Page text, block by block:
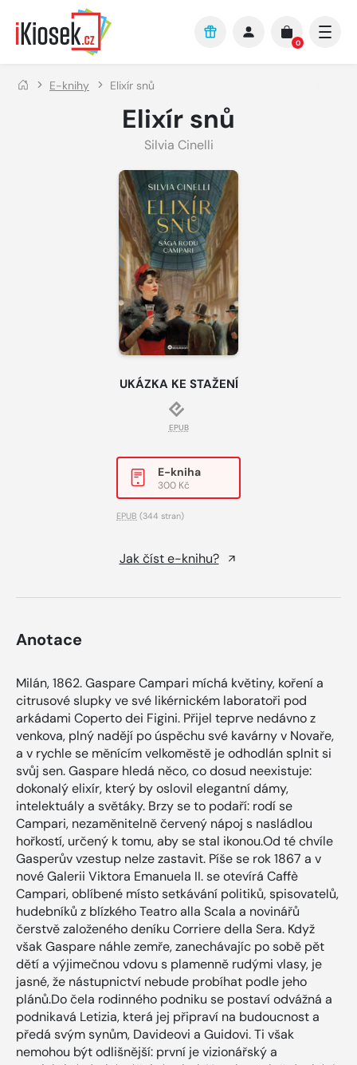
Přejít na hlavní obsah
0
E-knihy Elixír snů
Elixír snů
Silvia Cinelli
UKÁZKA KE STAŽENÍ
EPUB
E-kniha
300 Kč
EPUB (344 stran)
Jak číst e-knihu?
Anotace
Milán, 1862. Gaspare Campari míchá květiny, koření a
citrusové slupky ve své likérnickém laboratoři pod
arkádami Coperto dei Figini. Přijel teprve nedávno z
venkova, plný nadějí po úspěchu své kavárny v Novaře,
a v rychle se měnícím velkoměstě je odhodlán splnit si
svůj sen. Gaspare hledá něco, co dosud neexistuje:
dokonalý elixír, který by oslovil elegantní dámy,
intelektuály a světáky. Brzy se to podaří: rodí se
Campari, nezaměnitelně červený nápoj s nasládlou
hořkostí, určený k tomu, aby se stal ikonou.Od té chvíle
Gasperův vzestup nelze zastavit. Píše se rok 1867 a v
nové Galerii Viktora Emanuela II. se otevírá Caffè
Campari, oblíbené místo setkávání politiků, spisovatelů,
hudebníků z blízkého Teatro alla Scala a novinářů
čerstvě založeného deníku Corriere della Sera. Když
však Gaspare náhle zemře, zanechávajíc po sobě pět
dětí a výjimečnou vdovu s plamenně rudými vlasy, je
jasné, že nástupnictví nebude probíhat podle jeho
plánů.Do čela rodinného podniku se postaví odvážná a
podnikavá Letizia, která jej připraví na budoucnost a
předá svým synům, Davideovi a Guidovi. Ti však
nemohou být odlišnější: první je vizionářský a